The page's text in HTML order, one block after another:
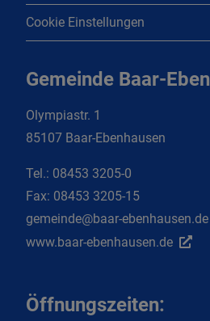
Cookie Einstellungen
Gemeinde Baar-
Olympiastr. 1
85107 Baar-Ebenhausen
Tel.: 08453 3205-0
Fax: 08453 3205-15
gemeinde@baar-ebenhausen.de
www.baar-ebenhausen.de
Öffnungszeiten: